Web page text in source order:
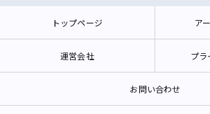
トップページ ア
運営会社 プラ
お問い合わせ